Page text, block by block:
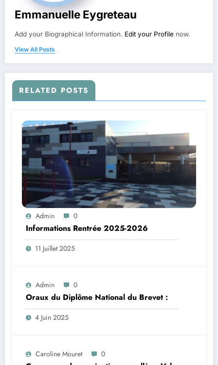
Emmanuelle Eygreteau
Add your Biographical Information. Edit your Profile now.
View All Posts
RELATED POSTS
Admin 0
Informations Rentrée 2025-2026
11 Juillet 2025
Admin 0
Oraux du Diplôme National du Brevet :
4 Juin 2025
Caroline Mouret 0